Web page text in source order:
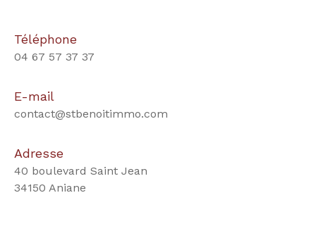
Téléphone
04 67 57 37 37
E-mail
contact@stbenoitimmo.com
Adresse
40 boulevard Saint Jean
34150 Aniane